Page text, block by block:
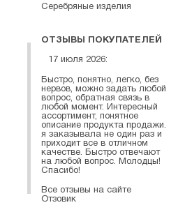
Серебряные изделия
ОТЗЫВЫ ПОКУПАТЕЛЕЙ
17 июля 2026:
Быстро, понятно, легко, без
нервов, можно задать любой
вопрос, обратная связь в
любой момент. Интересный
ассортимент, понятное
описание продукта продажи.
я заказывала не один раз и
приходит все в отличном
качестве. Быстро отвечают
на любой вопрос. Молодцы!
Спасибо!
Все отзывы на сайте
Отзовик